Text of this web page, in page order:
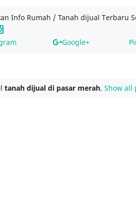
Info Rumah / Tanah dijual Terbaru
Google+
tanah dijual di pasar merah. Show all